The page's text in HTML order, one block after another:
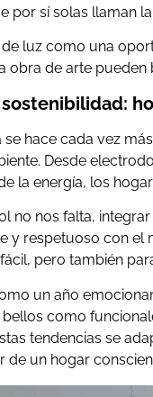
por sí solas llaman
luz como una
obra de arte
sostenibilidad:
se hace cada vez
Desde
la energía, los
no nos falta,
y respetuoso con el
pero también
un año
como
tendencias se
de un hogar